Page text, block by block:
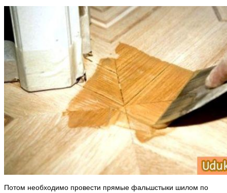
Потом необходимо провести прямые фальшстыки шилом по